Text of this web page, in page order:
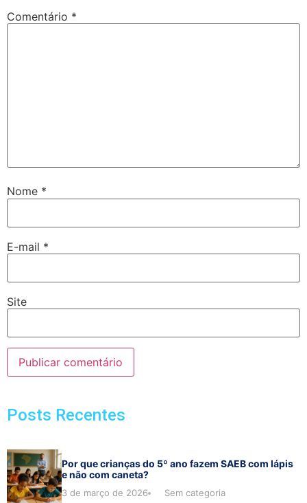
Comentário *
Nome *
E-mail *
Site
Posts Recentes
Por que crianças do 5º ano fazem SAEB com lápis
e não com caneta?
3 de março de 2026 Sem categoria